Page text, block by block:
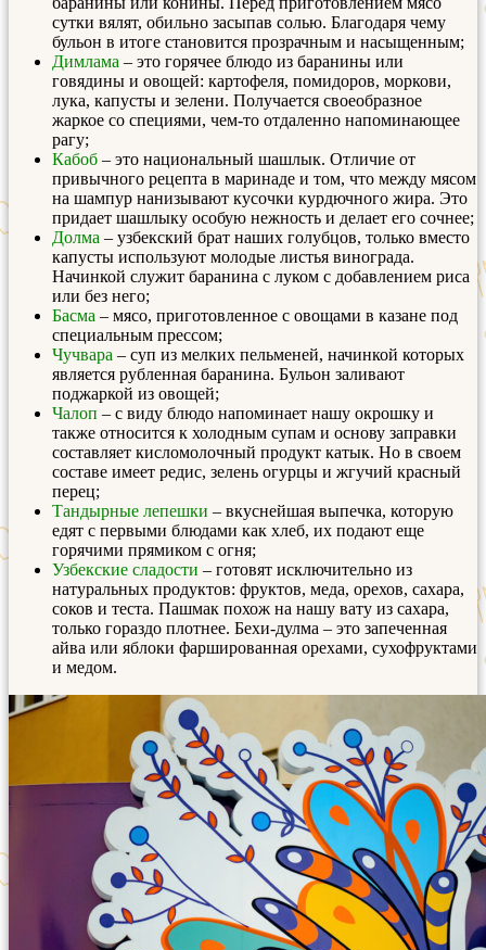
сутки вялят, обильно засыпав солью. Благодаря чему
бульон в итоге становится прозрачным и насыщенным;
Димлама – это горячее блюдо из баранины или
говядины и овощей: картофеля, помидоров, моркови,
лука, капусты и зелени. Получается своеобразное
жаркое со специями, чем-то отдаленно напоминающее
рагу;
Кабоб – это национальный шашлык. Отличие от
привычного рецепта в маринаде и том, что между мясом
на шампур нанизывают кусочки курдючного жира. Это
придает шашлыку особую нежность и делает его сочнее;
Долма – узбекский брат наших голубцов, только вместо
капусты используют молодые листья винограда.
Начинкой служит баранина с луком с добавлением риса
или без него;
Басма – мясо, приготовленное с овощами в казане под
специальным прессом;
Чучвара – суп из мелких пельменей, начинкой которых
является рубленная баранина. Бульон заливают
поджаркой из овощей;
Чалоп – с виду блюдо напоминает нашу окрошку и
также относится к холодным супам и основу заправки
составляет кисломолочный продукт катык. Но в своем
составе имеет редис, зелень огурцы и жгучий красный
перец;
Тандырные лепешки – вкуснейшая выпечка, которую
едят с первыми блюдами как хлеб, их подают еще
горячими прямиком с огня;
Узбекские сладости – готовят исключительно из
натуральных продуктов: фруктов, меда, орехов, сахара,
соков и теста. Пашмак похож на нашу вату из сахара,
только гораздо плотнее. Бехи-дулма – это запеченная
айва или яблоки фаршированная орехами, сухофруктами
и медом.